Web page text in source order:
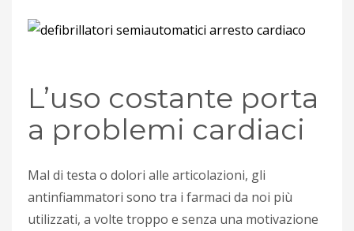
L’uso costante porta
a problemi cardiaci
Mal di testa o dolori alle articolazioni, gli
antinfiammatori sono tra i farmaci da noi più
utilizzati, a volte troppo e senza una motivazione